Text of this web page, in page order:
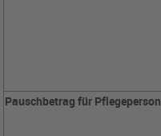
Pauschbetrag für